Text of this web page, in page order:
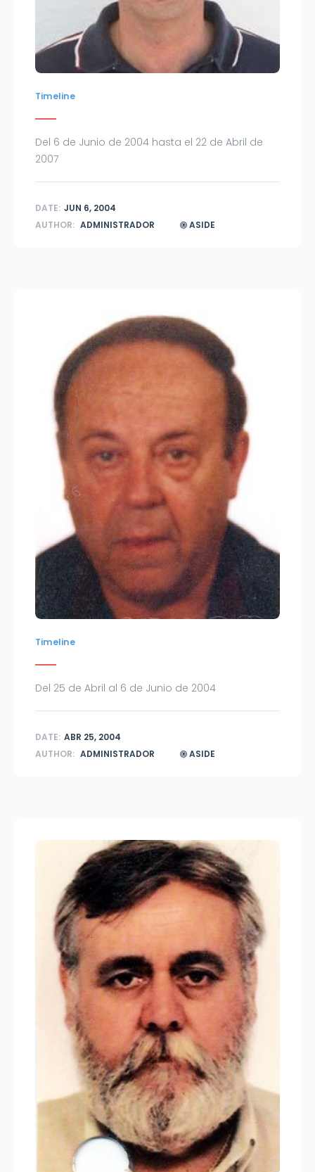
Timeline
Del 6 de Junio de 2004 hasta el 22 de Abril de
2007
DATE: JUN 6, 2004
AUTHOR: ADMINISTRADOR ASIDE
Timeline
Del 25 de Abril al 6 de Junio de 2004
DATE: ABR 25, 2004
AUTHOR: ADMINISTRADOR ASIDE